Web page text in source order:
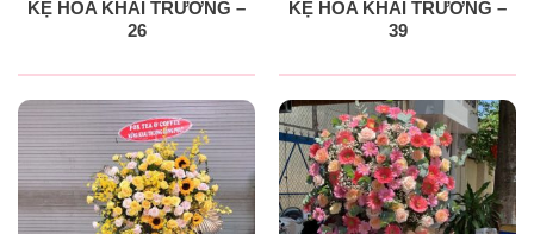
KỆ HOA KHAI TRƯƠNG –
26
KỆ HOA KHAI TRƯƠNG –
39